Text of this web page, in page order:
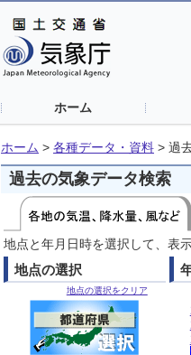
ホーム
ホーム > 各種データ・資料 > 過
過去の気象データ検索
地点と年月日時を選択して、表
地点の選択
地点の選択をクリア